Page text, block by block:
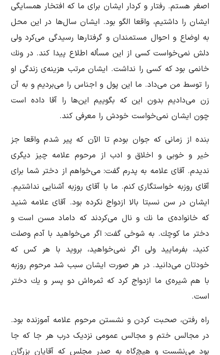
اصغر هستم. رفتار و كردار ایشان برای ما كه افتخار همسایگی
ایشان را داشتیم، واقعا الگو بود. ایشان سال‌ها در این محل
به اوضاع و احوال مستمندان و گرفتارها رسیدگی می‌كرد ولی
دلش نمی‌خواست كسی از این مسأله اطلاع پیدا كند. در ونك
خانمی بود كه كسی را نداشت. ایشان مرتب هزینه‌ی زندگی او
را توسط من می‌داد. ما این پول و اجناس را می‌بردیم و به آن
زن می‌دادیم بدون این كه بگوییم این‌ها را آقا داده است
چون ایشان نمی‌خواست خودش را معرفی كند.
بنده از زمانی كه جوان بودم تا الآن كه پیر شدم واقعا جز
خیر و خوبی و اخلاق و ادب از مرحوم علامه چیز دیگری
ندیدم. آقای علامه به پدرم گفت: می‌خواهم از دختر شما برای
آقای روزبه خواستگاری كنم. ما با آقای روزبه آشنایی نداشتیم.
ایشان در سن نسبتا بالا ازدواج نكرده بود. آقای علامه شنید
كه خانواده‌ی ما نك و نال می‌كردند كه داماد مسن است و
دختر ما كوچك. به شوخی گفت: اگر می‌خواهید با آدم وصلت
كنید، بفرمایید ولی اگر نمی‌خواهید، بروید با هر كس كه
خودتان می‌دانید. در هر صورت ایشان سبب شد مرحوم روزبه
با هم شیره‌ی ما ازدواج كرد كه ثمره‌اش دو پسر و یك دختر
است.
راه رفتن، صحبت كردن و نشستن مرحوم علامه آموزنده بود.
در مجالس ختم و مجالس عمومی نزدیک درب هر جا که جا
بود می‌نشست و هیچ‌گاه به صدر مجلس که آقایان بزرگان